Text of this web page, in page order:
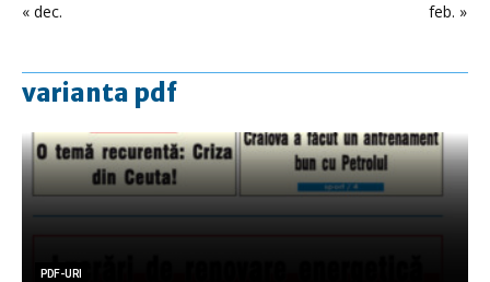
« dec. feb. »
varianta pdf
PDF-URI
PDF-URI
PDF-URI
PDF-URI
PDF-URI